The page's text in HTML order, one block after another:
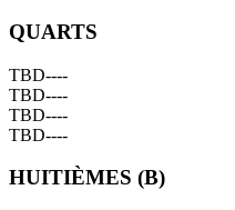
QUARTS
TBD----
TBD----
TBD----
TBD----
HUITIÈMES (B)